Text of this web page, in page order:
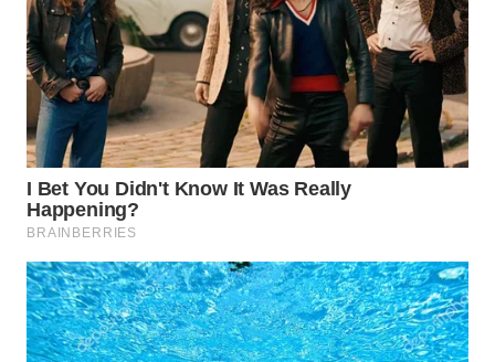
WN
MADURA
WN
SURABAYA
WN
NATUNA
WN
BINTAN
WN